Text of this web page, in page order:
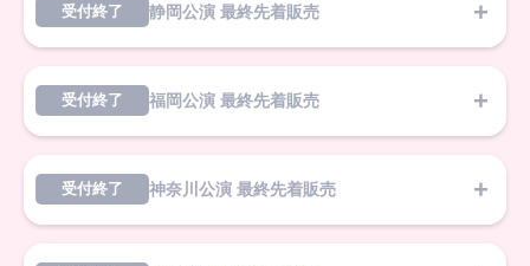
受付終了 静岡公演 最終先着販売
受付終了 福岡公演 最終先着販売
受付終了 神奈川公演 最終先着販売